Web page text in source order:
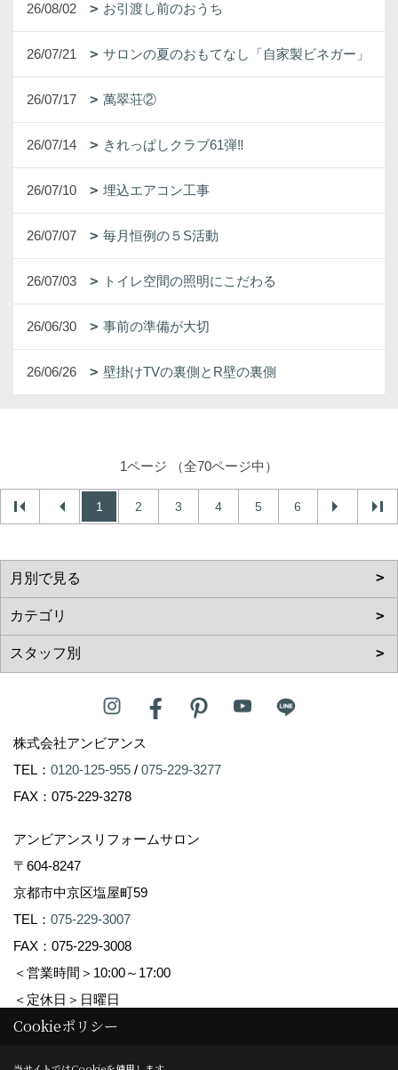
26/08/02 お引渡し前のおうち
26/07/21 サロンの夏のおもてなし「自家製ビネガー」
26/07/17 萬翠荘②
26/07/14 きれっぱしクラブ61弾‼
26/07/10 埋込エアコン工事
26/07/07 毎月恒例の５S活動
26/07/03 トイレ空間の照明にこだわる
26/06/30 事前の準備が大切
26/06/26 壁掛けTVの裏側とR壁の裏側
1ページ （全70ページ中）
1 2 3 4 5 6
株式会社アンビアンス
TEL： 0120-125-955 / 075-229-3277
FAX：075-229-3278
アンビアンスリフォームサロン
〒604-8247
京都市中京区塩屋町59
TEL： 075-229-3007
FAX：075-229-3008
＜営業時間＞10:00～17:00
＜定休日＞日曜日
Copyright (c) Ambiance Co.,Ltd. All Rights Reserved.
Cookieポリシー